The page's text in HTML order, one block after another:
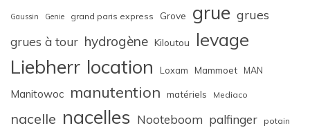
Gaussin Genie grand paris express Grove grue grues
grues à tour hydrogène Kiloutou levage
Liebherr location Loxam Mammoet MAN
Manitowoc manutention matériels Mediaco
nacelle nacelles Nooteboom palfinger potain